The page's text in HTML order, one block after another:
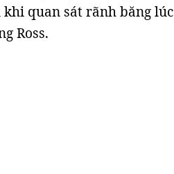
quan sát rãnh băng lúc
Ross.